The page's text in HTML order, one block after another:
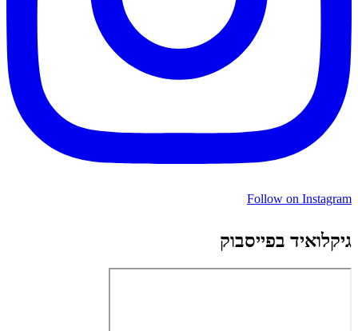
Follow on Instagram
גיקלואיד בפייסבוק